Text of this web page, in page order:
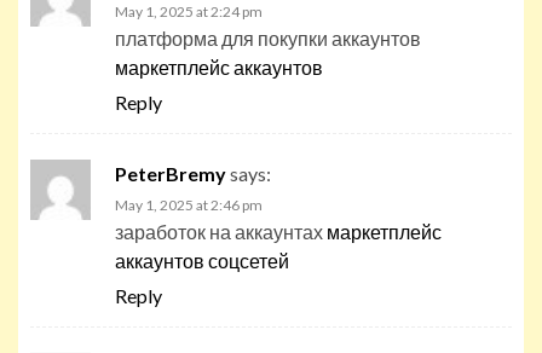
May 1, 2025 at 2:24 pm
платформа для покупки аккаунтов
маркетплейс аккаунтов
Reply
PeterBremysays:
May 1, 2025 at 2:46 pm
заработок на аккаунтах маркетплейс
аккаунтов соцсетей
Reply